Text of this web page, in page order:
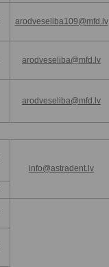
arodveseliba109@mfd.lv
arodveseliba@mfd.lv
arodveseliba@mfd.lv
info@astradent.lv